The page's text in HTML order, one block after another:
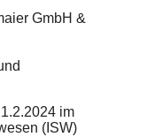
GmbH &
im
(ISW)